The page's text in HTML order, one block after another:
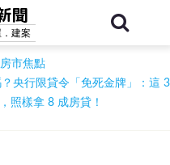
聞
建案
房市焦點
央行限貸令「免死金牌」：這 3
照樣拿 8 成房貸！